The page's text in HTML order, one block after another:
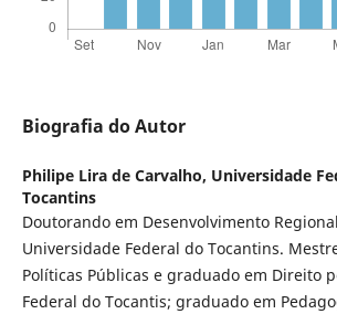
Biografia do Autor
Philipe Lira de Carvalho, Universidade
Tocantins
Doutorando em Desenvolvimento
Universidade Federal do Tocantins.
Políticas Públicas e graduado em Direito
Federal do Tocantis; graduado em